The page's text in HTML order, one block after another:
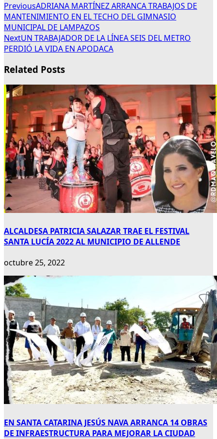
PreviousADRIANA MARTÍNEZ ARRANCA TRABAJOS DE
MANTENIMIENTO EN EL TECHO DEL GIMNASIO
MUNICIPAL DE LAMPAZOS
NextUN TRABAJADOR DE LA LÍNEA SEIS DEL METRO
PERDIÓ LA VIDA EN APODACA
Related Posts
ALCALDESA PATRICIA SALAZAR TRAE EL FESTIVAL
SANTA LUCÍA 2022 AL MUNICIPIO DE ALLENDE
octubre 25, 2022
EN SANTA CATARINA JESÚS NAVA ARRANCA 14 OBRAS
DE INFRAESTRUCTURA PARA MEJORAR LA CIUDAD